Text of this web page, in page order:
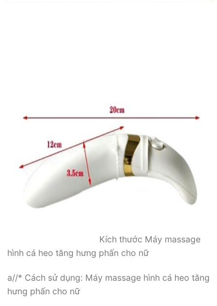
Kích thước Máy massage
hình cá heo tăng hưng phấn cho nữ
a//* Cách sử dụng: Máy massage hình cá heo tăng
hưng phấn cho nữ